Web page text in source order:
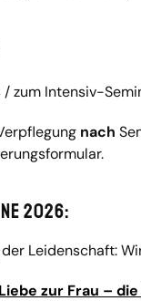
/ zum Intensiv-
nach
2026:
der Leidenschaft:
zur Frau –